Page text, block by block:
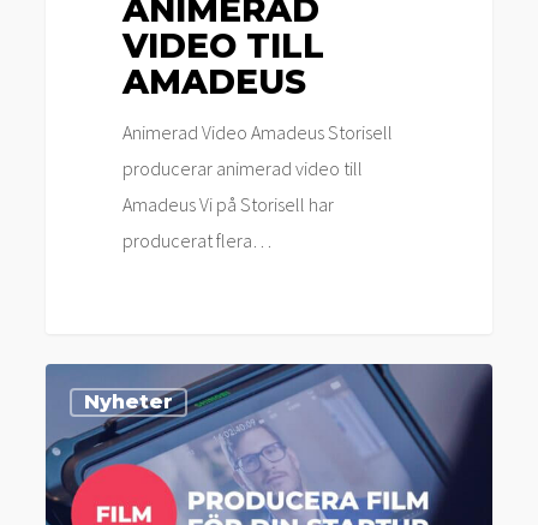
ANIMERAD
VIDEO TILL
AMADEUS
Animerad Video Amadeus Storisell
producerar animerad video till
Amadeus Vi på Storisell har
producerat flera…
Campaign
2023
Nyheter